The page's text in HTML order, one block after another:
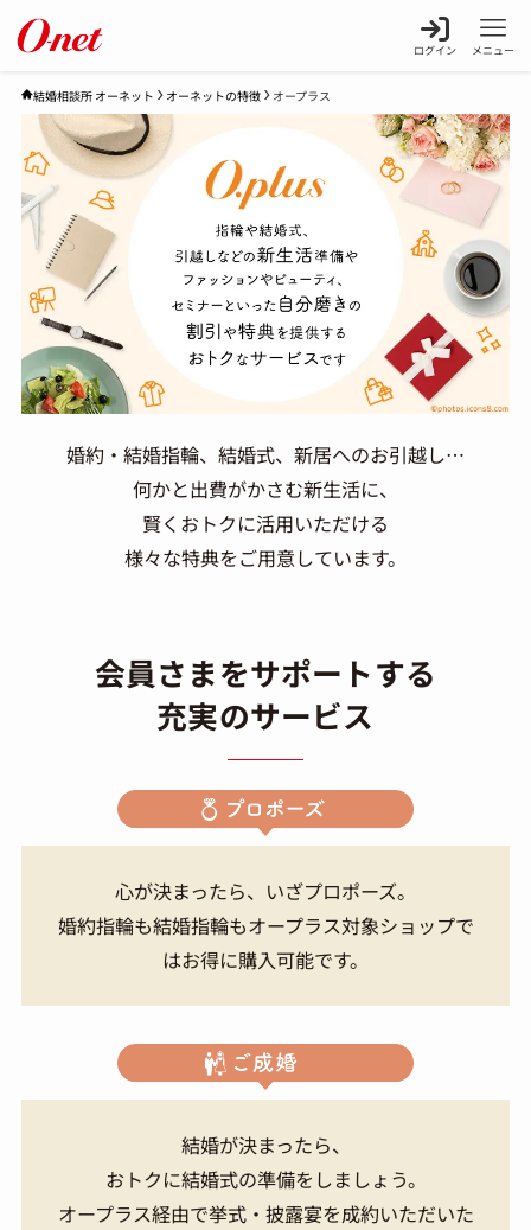
ログイン メニュー
結婚相談所 オーネット オーネットの特徴 オープラス
婚約・結婚指輪、結婚式、新居へのお引越し…
何かと出費がかさむ新生活に、
賢くおトクに活用いただける
様々な特典をご用意しています。
会員さまをサポートする
充実のサービス
心が決まったら、いざプロポーズ。
婚約指輪も結婚指輪もオープラス対象ショップで
はお得に購入可能です。
結婚が決まったら、
おトクに結婚式の準備をしましょう。
オープラス経由で挙式・披露宴を成約いただいた